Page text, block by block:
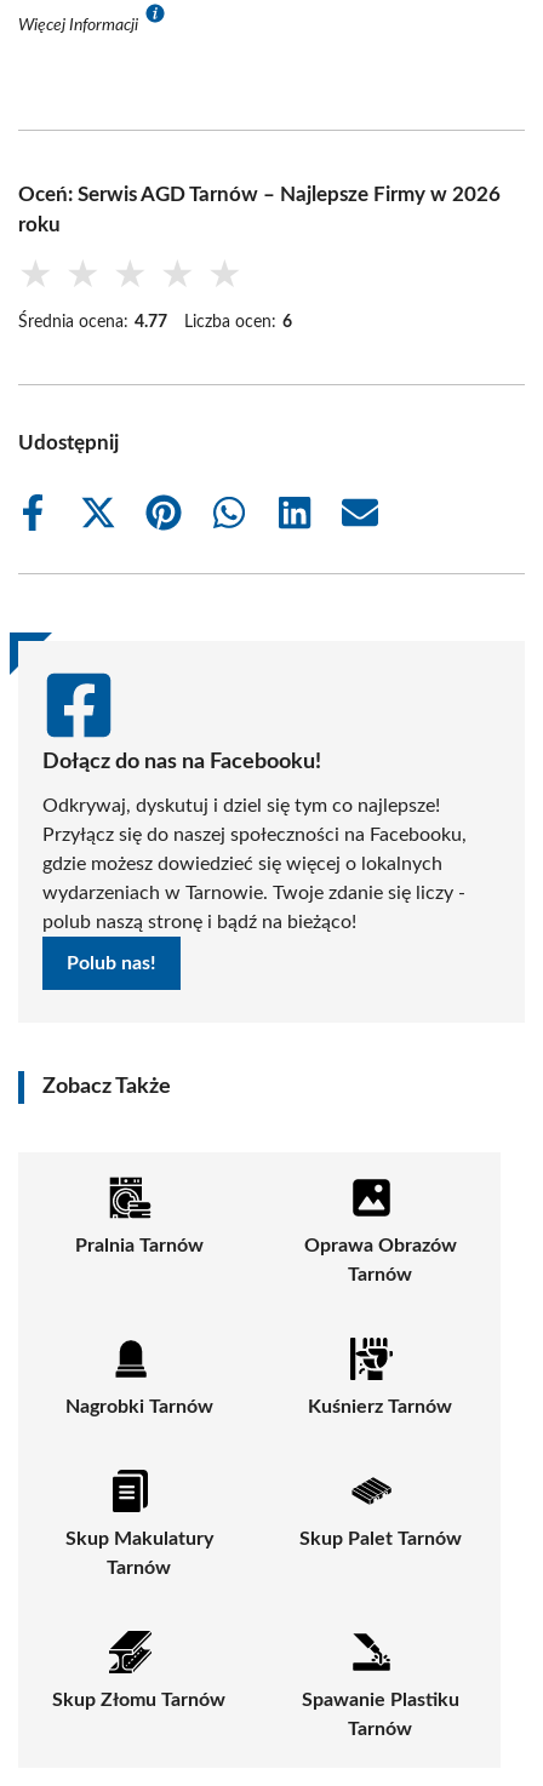
Więcej Informacji
Oceń: Serwis AGD Tarnów – Najlepsze Firmy w 2026
roku
★ ★ ★ ★ ★
Średnia ocena: 4.77 Liczba ocen: 6
Udostępnij
Share
Share
(Twitter)
Share
Share
Share
Share
Dołącz do nas na Facebooku!
Odkrywaj, dyskutuj i dziel się tym co najlepsze!
Przyłącz się do naszej społeczności na Facebooku,
gdzie możesz dowiedzieć się więcej o lokalnych
wydarzeniach w Tarnowie. Twoje zdanie się liczy -
polub naszą stronę i bądź na bieżąco!
Polub nas!
Zobacz Także
Pralnia Tarnów
Oprawa Obrazów
Tarnów
Nagrobki Tarnów Kuśnierz Tarnów
Skup Makulatury
Tarnów
Skup Palet Tarnów
Skup Złomu Tarnów
Spawanie Plastiku
Tarnów